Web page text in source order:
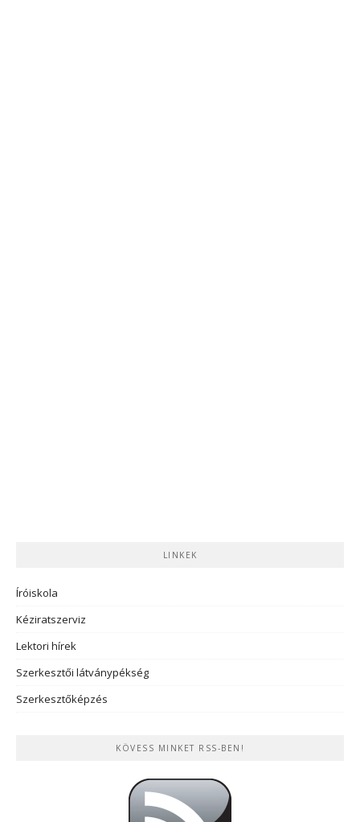
LINKEK
Íróiskola
Kéziratszerviz
Lektori hírek
Szerkesztői látványpékség
Szerkesztőképzés
KÖVESS MINKET RSS-BEN!